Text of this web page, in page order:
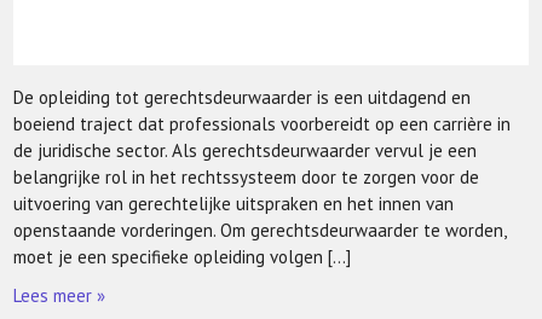
De opleiding tot gerechtsdeurwaarder is een uitdagend en
boeiend traject dat professionals voorbereidt op een carrière in
de juridische sector. Als gerechtsdeurwaarder vervul je een
belangrijke rol in het rechtssysteem door te zorgen voor de
uitvoering van gerechtelijke uitspraken en het innen van
openstaande vorderingen. Om gerechtsdeurwaarder te worden,
moet je een specifieke opleiding volgen […]
Lees meer »